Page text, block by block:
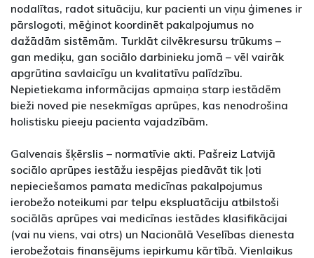
nodalītas, radot situāciju, kur pacienti un viņu ģimenes ir
pārslogoti, mēģinot koordinēt pakalpojumus no
dažādām sistēmām. Turklāt cilvēkresursu trūkums –
gan mediķu, gan sociālo darbinieku jomā – vēl vairāk
apgrūtina savlaicīgu un kvalitatīvu palīdzību.
Nepietiekama informācijas apmaiņa starp iestādēm
bieži noved pie nesekmīgas aprūpes, kas nenodrošina
holistisku pieeju pacienta vajadzībām.
Galvenais šķērslis – normatīvie akti. Pašreiz Latvijā
sociālo aprūpes iestāžu iespējas piedāvāt tik ļoti
nepieciešamos pamata medicīnas pakalpojumus
ierobežo noteikumi par telpu ekspluatāciju atbilstoši
sociālās aprūpes vai medicīnas iestādes klasifikācijai
(vai nu viens, vai otrs) un Nacionālā Veselības dienesta
ierobežotais finansējums iepirkumu kārtībā. Vienlaikus